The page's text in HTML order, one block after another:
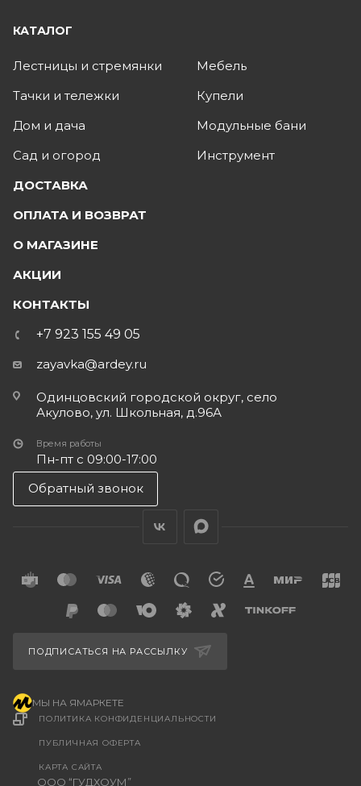
КАТАЛОГ
Лестницы и стремянки
Тачки и тележки
Дом и дача
Сад и огород
Мебель
Купели
Модульные бани
Инструмент
ДОСТАВКА
ОПЛАТА И ВОЗВРАТ
О МАГАЗИНЕ
АКЦИИ
КОНТАКТЫ
+7 923 155 49 05
zayavka@ardey.ru
Одинцовский городской округ, село
Акулово, ул. Школьная, д.96А
Время работы
Пн-пт с 09:00-17:00
Обратный звонок
ООО “ГУДХОУМ”
ПОЛИТИКА КОНФИДЕНЦИАЛЬНОСТИ
ПУБЛИЧНАЯ ОФЕРТА
КАРТА САЙТА
ПОДПИСАТЬСЯ НА РАССЫЛКУ
МЫ НА ЯМАРКЕТЕ